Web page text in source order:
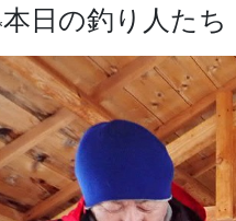
日の釣り人たち